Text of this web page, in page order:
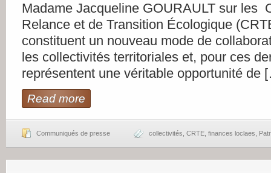
Madame Jacqueline GOURAULT sur les
Relance et de Transition Écologique
constituent un nouveau mode de
les collectivités territoriales et, pour ces
représentent une véritable opportunité de
Read more
Communiqués de presse collectivités CRTE finances loclaes